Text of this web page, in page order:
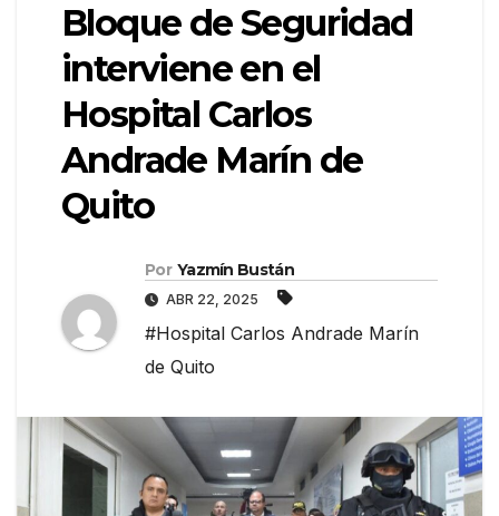
Bloque de Seguridad
interviene en el
Hospital Carlos
Andrade Marín de
Quito
Por Yazmín Bustán
ABR 22, 2025
#Hospital Carlos Andrade Marín
de Quito